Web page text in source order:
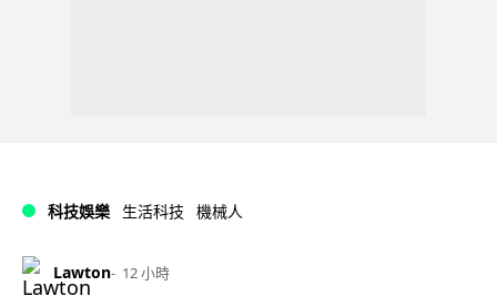
科技娛樂 生活科技 機械人
Lawton 12 小時